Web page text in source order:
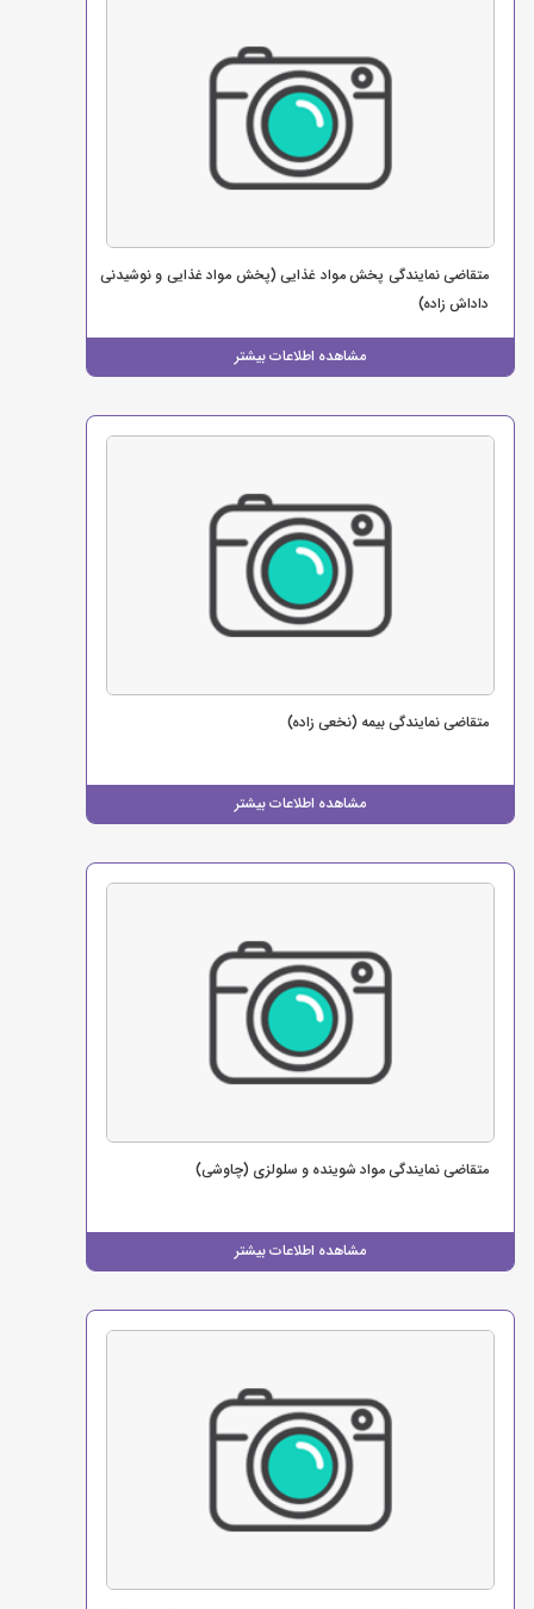
مشاهده اطلاعات بیشتر
متقاضی نمایندگی پخش مواد غذایی (پخش مواد غذایی و نوشیدنی
داداش زاده)
مشاهده اطلاعات بیشتر
متقاضی نمایندگی بیمه (نخعی زاده)
مشاهده اطلاعات بیشتر
متقاضی نمایندگی مواد شوینده و سلولزی (چاوشی)